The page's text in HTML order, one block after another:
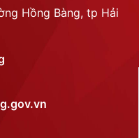
Hồng Bàng, tp Hải